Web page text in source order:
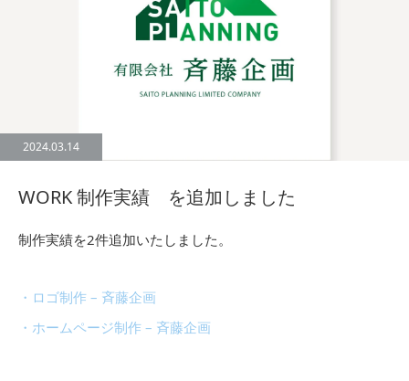
2024.03.14
WORK 制作実績 を追加しました
制作実績を2件追加いたしました。
・ロゴ制作 – 斉藤企画
・ホームページ制作 – 斉藤企画